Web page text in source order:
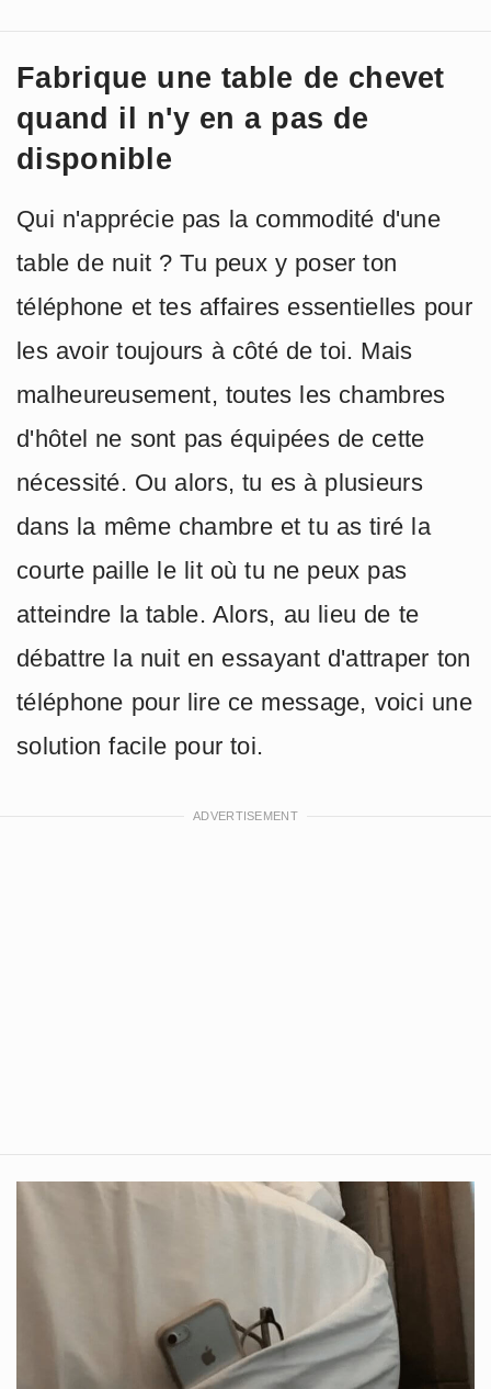
Fabrique une table de chevet
quand il n'y en a pas de
disponible
Qui n'apprécie pas la commodité d'une
table de nuit ? Tu peux y poser ton
téléphone et tes affaires essentielles pour
les avoir toujours à côté de toi. Mais
malheureusement, toutes les chambres
d'hôtel ne sont pas équipées de cette
nécessité. Ou alors, tu es à plusieurs
dans la même chambre et tu as tiré la
courte paille le lit où tu ne peux pas
atteindre la table. Alors, au lieu de te
débattre la nuit en essayant d'attraper ton
téléphone pour lire ce message, voici une
solution facile pour toi.